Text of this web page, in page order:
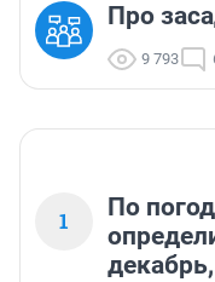
Про
9 793
1
По